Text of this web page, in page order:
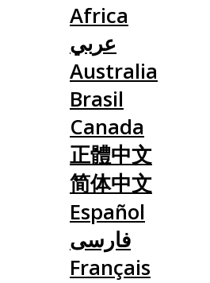
Africa
عربي
Australia
Brasil
Canada
正體中文
简体中文
Español
فارسی
Français